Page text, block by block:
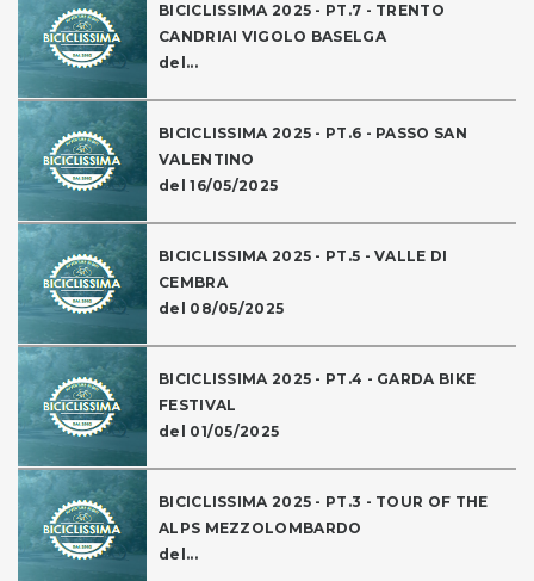
BICICLISSIMA 2025 - PT.7 - TRENTO
CANDRIAI VIGOLO BASELGA
del...
BICICLISSIMA 2025 - PT.6 - PASSO SAN
VALENTINO
del 16/05/2025
BICICLISSIMA 2025 - PT.5 - VALLE DI
CEMBRA
del 08/05/2025
BICICLISSIMA 2025 - PT.4 - GARDA BIKE
FESTIVAL
del 01/05/2025
BICICLISSIMA 2025 - PT.3 - TOUR OF THE
ALPS MEZZOLOMBARDO
del...